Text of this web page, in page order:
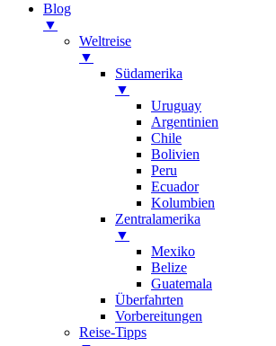
Blog
▼
Weltreise
▼
Südamerika
▼
Uruguay
Argentinien
Chile
Bolivien
Peru
Ecuador
Kolumbien
Zentralamerika
▼
Mexiko
Belize
Guatemala
Überfahrten
Vorbereitungen
Reise-Tipps